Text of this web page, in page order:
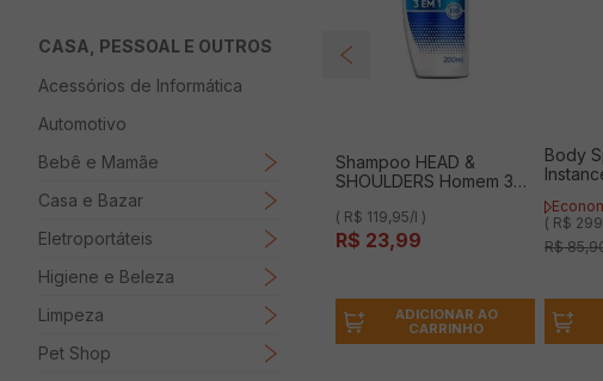
CASA, PESSOAL E OUTROS
Acessórios de Informática
Automotivo
Bebê e Mamãe
Casa e Bazar
Eletroportáteis
Higiene e Beleza
Limpeza
Pet Shop
Shampoo HEAD &
SHOULDERS Homem 3
( R$ 119,95/l )
R$ 23,99
ADICIONAR AO
CARRINHO
Body
( R$
R$ 85,